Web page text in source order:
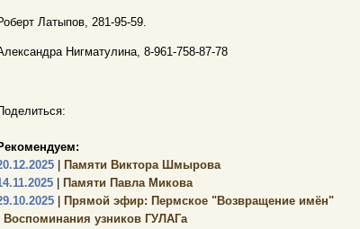
Латыпов, 281-95-59.
Нигматулина, 8-961-758-87-78
Памяти Виктора Шмырова
Памяти Павла Микова
Прямой эфир: Пермское "Возвращение имён"
Воспоминания узников ГУЛАГа